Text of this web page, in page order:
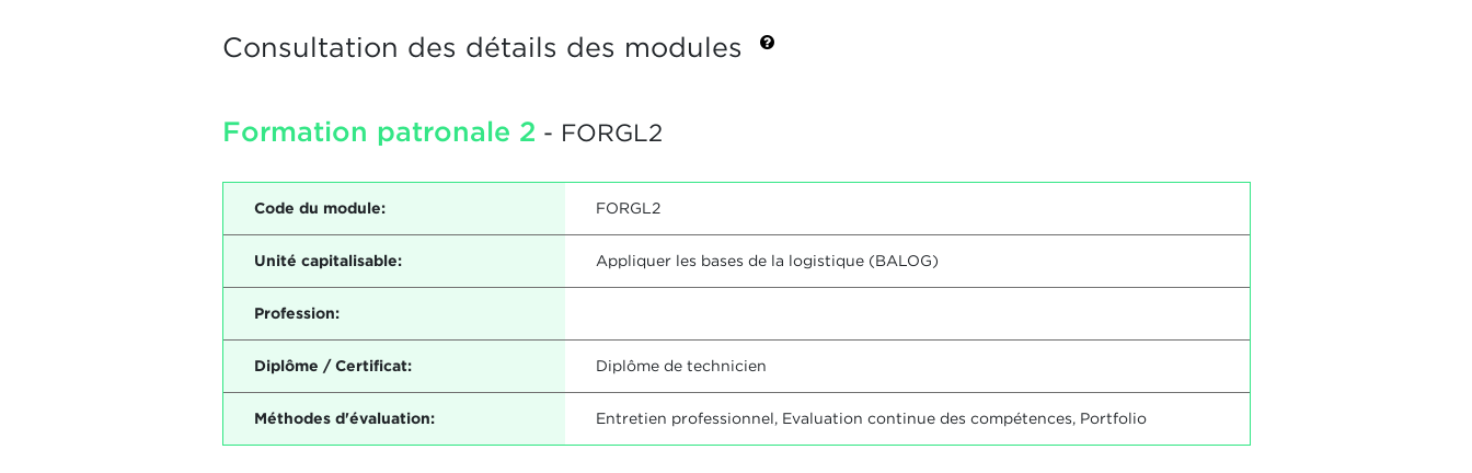
Consultation des détails des modules
Formation patronale 2 - FORGL2
Code du module: FORGL2
Unité capitalisable: Appliquer les bases de la logistique (BALOG)
Profession:
Diplôme / Certificat: Diplôme de technicien
Méthodes d'évaluation: Entretien professionnel, Evaluation continue des compétences, Portfolio